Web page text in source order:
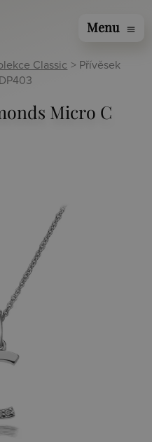
Menu menu
Classic > Přívěsek
Micro C